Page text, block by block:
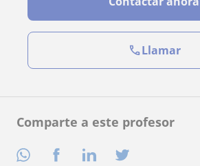
Comparte a este profesor
Llamar